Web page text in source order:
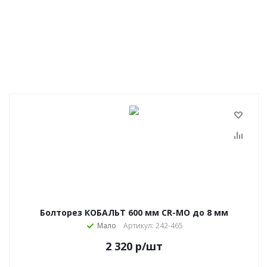
Болторез КОБАЛЬТ 600 мм CR-MO до 8 мм
Мало Артикул: 242-465
2 320 р/шт